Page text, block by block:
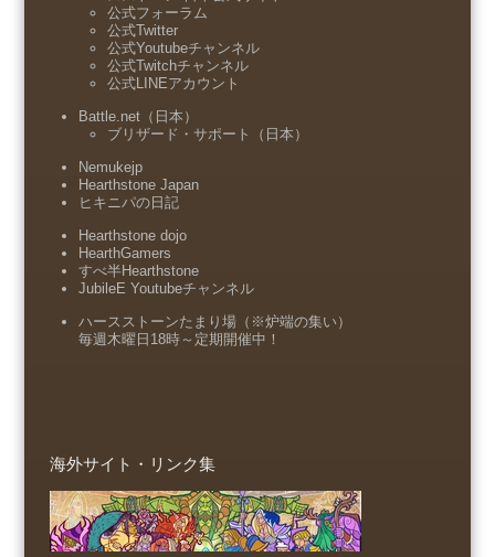
公式フォーラム
公式Twitter
公式Youtubeチャンネル
公式Twitchチャンネル
公式LINEアカウント
Battle.net（日本）
ブリザード・サポート（日本）
Nemukejp
Hearthstone Japan
ヒキニパの日記
Hearthstone dojo
HearthGamers
すべ半Hearthstone
JubileE Youtubeチャンネル
ハースストーンたまり場（※炉端の集い）
毎週木曜日18時～定期開催中！
海外サイト・リンク集